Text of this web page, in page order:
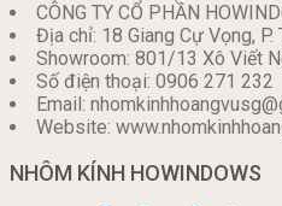
CÔNG TY CỔ PHẦN
Địa chỉ: 18 Giang Cự Vọng, P.
Showroom: 801/13 Xô Viết
Số điện thoại: 0906 271 232
Email:
Website:
NHÔM KÍNH HOWINDOWS